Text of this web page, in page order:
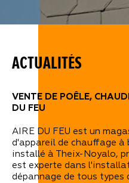
ACTUALITÉS
VENTE DE POÊLE,
DU FEU
AIRE DU FEU est un
d'appareil de chauffage
installé à Theix-Noyalo,
est experte dans
dépannage de tous types